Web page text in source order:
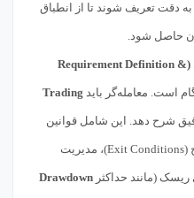
دقت تعریف شوند تا از انطباق
حاصل شود.
تعریف دقیق نیازمندی‌ها و استراتژی (Requirement Definition &
است. معامله‌گر باید Trading
شرح دهد. این شامل قوانین
ورود (Entry Conditions)، قوانین خروج (Exit Conditions)، مدیریت
Drawdown